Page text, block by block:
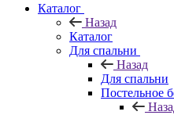
Каталог
Назад
Каталог
Для спальни
Назад
Для спальни
Постельное